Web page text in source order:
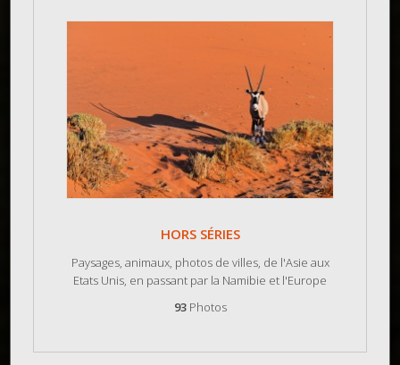
HORS SÉRIES
Paysages, animaux, photos de villes, de l'Asie aux
Etats Unis, en passant par la Namibie et l'Europe
93Photos